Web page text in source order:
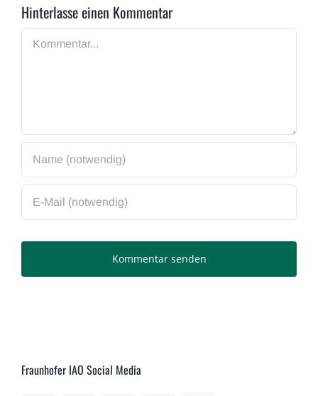
Hinterlasse einen Kommentar
Fraunhofer IAO Social Media